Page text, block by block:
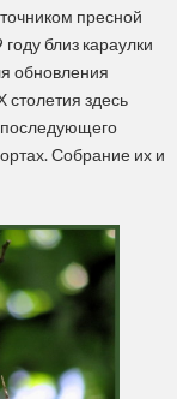
пресной
близ караулки
обновления
здесь
последующего
Собрание их и